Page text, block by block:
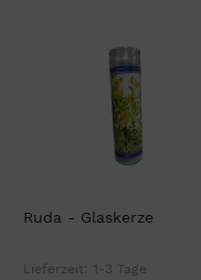
Ruda - Glaskerze
Lieferzeit: 1-3 Tage